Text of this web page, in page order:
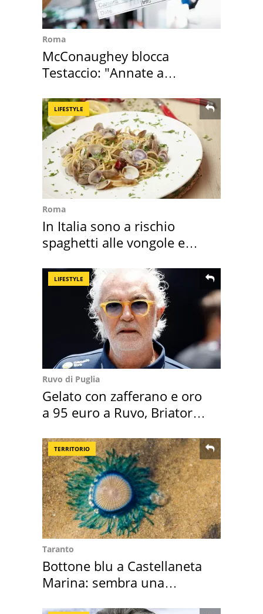
Roma
McConaughey blocca
Testaccio: "Annate a
LIFESTYLE
Roma
In Italia sono a rischio
spaghetti alle vongole e
LIFESTYLE
Ruvo di Puglia
Gelato con zafferano e oro
a 95 euro a Ruvo, Briatore
TERRITORIO
Taranto
Bottone blu a Castellaneta
Marina: sembra una